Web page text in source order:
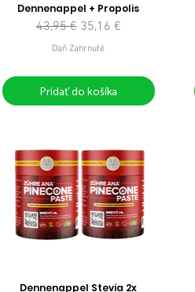
Dennenappel + Propolis
Normálna cena
43,95 € Zľavnená cena
35,16 €
Daň Zahrnuté
Pridať do košíka
Dennenappel Stevia 2x